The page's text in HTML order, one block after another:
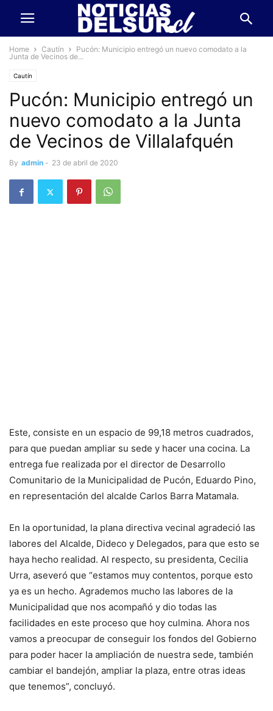
Home Cautín
Pucón: Municipio entregó un nuevo comodato a la
Junta de Vecinos de...
Cautín
Pucón: Municipio entregó un
nuevo comodato a la Junta
de Vecinos de Villalafquén
By admin - 23 de abril de 2020
Este, consiste en un espacio de 99,18 metros cuadrados,
para que puedan ampliar su sede y hacer una cocina. La
entrega fue realizada por el director de Desarrollo
Comunitario de la Municipalidad de Pucón, Eduardo Pino,
en representación del alcalde Carlos Barra Matamala.
En la oportunidad, la plana directiva vecinal agradeció las
labores del Alcalde, Dideco y Delegados, para que esto se
haya hecho realidad. Al respecto, su presidenta, Cecilia
Urra, aseveró que “estamos muy contentos, porque esto
ya es un hecho. Agrademos mucho las labores de la
Municipalidad que nos acompañó y dio todas las
facilidades en este proceso que hoy culmina. Ahora nos
vamos a preocupar de conseguir los fondos del Gobierno
para poder hacer la ampliación de nuestra sede, también
cambiar el bandejón, ampliar la plaza, entre otras ideas
que tenemos”, concluyó.